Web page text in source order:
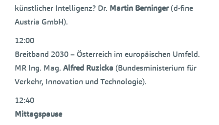
künstlicher Intelligenz? Dr. Martin Berninger(d-fine
Austria GmbH).
12:00
Breitband 2030 – Österreich im europäischen Umfeld.
MR Ing. Mag. Alfred Ruzicka (Bundesministerium für
Verkehr, Innovation und Technologie).
12:40
Mittagspause